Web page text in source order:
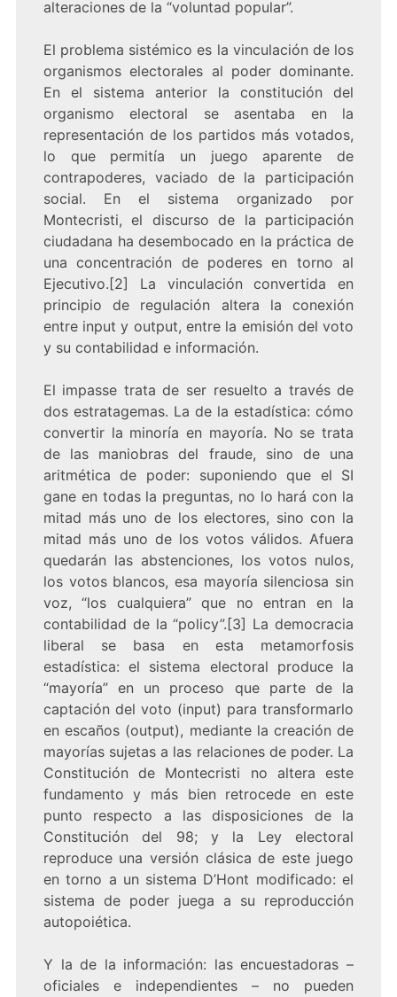
alteraciones de la “voluntad popular”.
El problema sistémico es la vinculación de los
organismos electorales al poder dominante.
En el sistema anterior la constitución del
organismo electoral se asentaba en la
representación de los partidos más votados,
lo que permitía un juego aparente de
contrapoderes, vaciado de la participación
social. En el sistema organizado por
Montecristi, el discurso de la participación
ciudadana ha desembocado en la práctica de
una concentración de poderes en torno al
Ejecutivo.[2] La vinculación convertida en
principio de regulación altera la conexión
entre input y output, entre la emisión del voto
y su contabilidad e información.
El impasse trata de ser resuelto a través de
dos estratagemas. La de la estadística: cómo
convertir la minoría en mayoría. No se trata
de las maniobras del fraude, sino de una
aritmética de poder: suponiendo que el SI
gane en todas la preguntas, no lo hará con la
mitad más uno de los electores, sino con la
mitad más uno de los votos válidos. Afuera
quedarán las abstenciones, los votos nulos,
los votos blancos, esa mayoría silenciosa sin
voz, “los cualquiera” que no entran en la
contabilidad de la “policy”.[3] La democracia
liberal se basa en esta metamorfosis
estadística: el sistema electoral produce la
“mayoría” en un proceso que parte de la
captación del voto (input) para transformarlo
en escaños (output), mediante la creación de
mayorías sujetas a las relaciones de poder. La
Constitución de Montecristi no altera este
fundamento y más bien retrocede en este
punto respecto a las disposiciones de la
Constitución del 98; y la Ley electoral
reproduce una versión clásica de este juego
en torno a un sistema D’Hont modificado: el
sistema de poder juega a su reproducción
autopoiética.
Y la de la información: las encuestadoras –
oficiales e independientes – no pueden